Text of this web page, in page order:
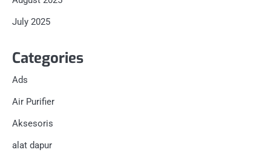
July 2025
Categories
Ads
Air Purifier
Aksesoris
alat dapur